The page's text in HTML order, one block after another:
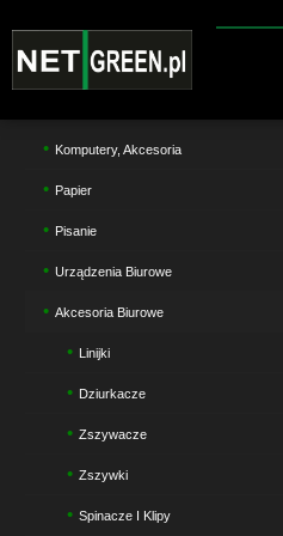
do
treści
Komputery, Akcesoria
Papier
Pisanie
Urządzenia Biurowe
Akcesoria Biurowe
Linijki
Dziurkacze
Zszywacze
Zszywki
Spinacze I Klipy